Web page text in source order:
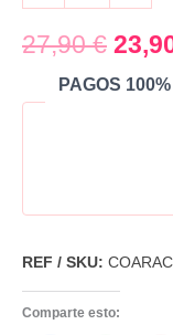
27,90€
PAGOS
REF / SKU:
Comparte esto: